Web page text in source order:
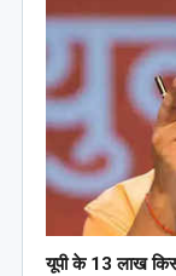
यूपी के 13 लाख